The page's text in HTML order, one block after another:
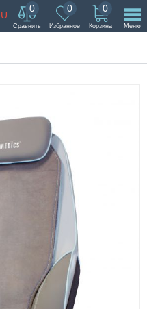
0
Сравнить
0
Избранное
0
Корзина Меню